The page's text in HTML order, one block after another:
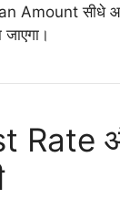
Amount सीधे
Rate